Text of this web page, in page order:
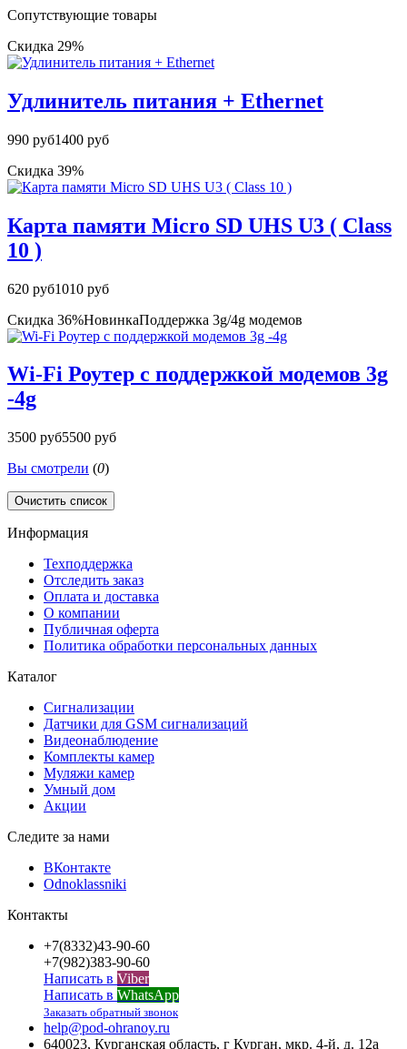
Сопутствующие товары
Скидка 29%
Удлинитель питания + Ethernet
990 руб1400 руб
Скидка 39%
Карта памяти Micro SD UHS U3 ( Class
10 )
620 руб1010 руб
Скидка 36%НовинкаПоддержка 3g/4g модемов
Wi-Fi Роутер с поддержкой модемов 3g
-4g
3500 руб5500 руб
Вы смотрели (0)
Очистить список
Информация
Техподдержка
Отследить заказ
Оплата и доставка
О компании
Публичная оферта
Политика обработки персональных данных
Каталог
Сигнализации
Датчики для GSM сигнализаций
Видеонаблюдение
Комплекты камер
Муляжи камер
Умный дом
Акции
Следите за нами
ВКонтакте
Odnoklassniki
Контакты
+7(8332)43-90-60
+7(982)383-90-60
Написать в Viber
Написать в WhatsApp
Заказать обратный звонок
help@pod-ohranoy.ru
640023, Курганская область, г Курган, мкр. 4-й, д. 12а